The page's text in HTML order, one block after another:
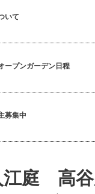
いて
ープンガーデン日程
募集中
庭 高